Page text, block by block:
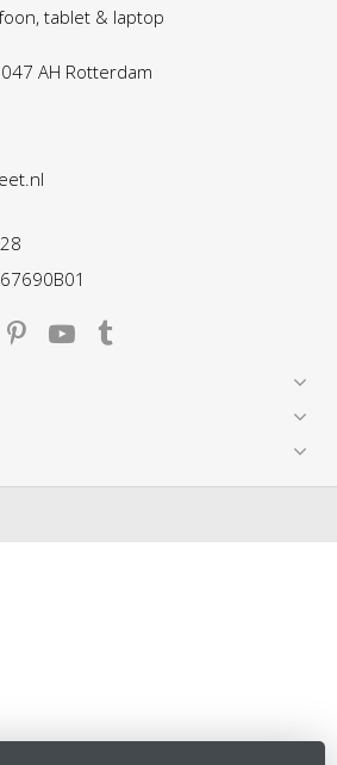
tablet & laptop
AH Rotterdam